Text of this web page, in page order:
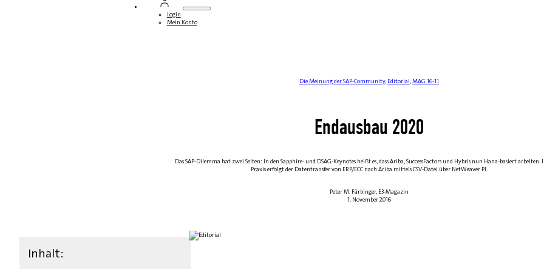
Login
Mein Konto
Die Meinung der SAP-Community, Editorial,MAG 16-11
Endausbau 2020
Das SAP-Dilemma hat zwei Seiten: In den Sapphire- und DSAG-Keynotes heißt es, dass Ariba, SuccessFactors und Hybris nun Hana-basiert arbeiten.
Praxis erfolgt der Datentransfer von ERP/ECC nach Ariba mittels CSV-Datei über NetWeaver PI.
Peter M. Färbinger, E3-Magazin
1. November 2016
Inhalt: